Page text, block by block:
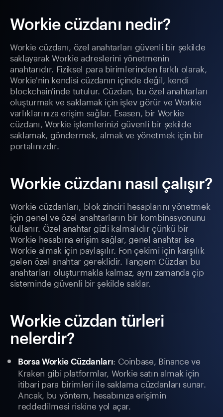
Workie cüzdanı nedir?
Workie cüzdanı, özel anahtarları güvenli bir şekilde
saklayarak Workie adreslerini yönetmenin
anahtarıdır. Fiziksel para birimlerinden farklı olarak,
Workie'nin kendisi cüzdanın içinde değil, kendi
blockchain'inde tutulur. Cüzdan, bu özel anahtarları
oluşturmak ve saklamak için işlev görür ve Workie
varlıklarınıza erişim sağlar. Esasen, bir Workie
cüzdanı, Workie işlemlerinizi güvenli bir şekilde
saklamak, göndermek, almak ve yönetmek için bir
portalınızdır.
Workie cüzdanı nasıl çalışır?
Workie cüzdanları, blok zinciri hesaplarını yönetmek
için genel ve özel anahtarların bir kombinasyonunu
kullanır. Özel anahtar gizli kalmalıdır çünkü bir
Workie hesabına erişim sağlar, genel anahtar ise
Workie almak için paylaşılır. Fon çekimi için karşılık
gelen özel anahtar gereklidir. Tangem Cüzdan bu
anahtarları oluşturmakla kalmaz, aynı zamanda çip
sisteminde güvenli bir şekilde saklar.
Workie cüzdan türleri
nelerdir?
Borsa Workie Cüzdanları: Coinbase, Binance ve
Kraken gibi platformlar, Workie satın almak için
itibari para birimleri ile saklama cüzdanları sunar.
Ancak, bu yöntem, hesabınıza erişimin
reddedilmesi riskine yol açar.